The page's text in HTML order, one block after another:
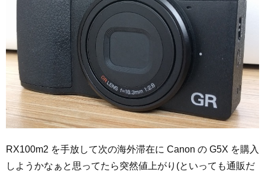
RX100m2 を手放して次の海外滞在に Canon の G5X を購入
しようかなぁと思ってたら突然値上がり(といっても通販だ